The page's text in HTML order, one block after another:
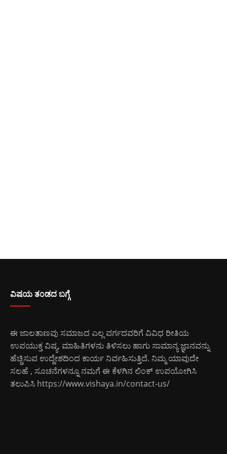
ವಿಷಯ ತಂಡದ ಬಗ್ಗೆ
ಈ ಜಾಲತಾಣವು ಸಮಾಜದ ಎಲ್ಲ ವರ್ಗದವರಿಗೆ ವಿವಿಧ ರೀತಿಯ
ಉಪಯುಕ್ತ ವಿಷ್ಯ, ಮಾಹಿತಿಗಳನು ತಿಳಿಸಲು ಹಾಗು ಸಾಮಾನ್ಯ ಜ್ಞಾನವನ್ನು
ಹೆಚ್ಚಿಸುವ ಉದ್ದೇಶದಿಂದ ಕಾರ್ಯ ನಿರ್ವಹಿಸುತ್ತಿದೆ. ನಿಮ್ಮ ಯಾವುದೇ
ಸಲಹೆ , ಸೂಚನೆಗಳನ್ನೂ ನಮಗೆ ಈ ಕೆಳಗಿನ ಲಿಂಕ್ ಉಪಯೋಗಿಸಿ
ತಲುಪಿಸಿ https://www.vishaya.in/contact-us/